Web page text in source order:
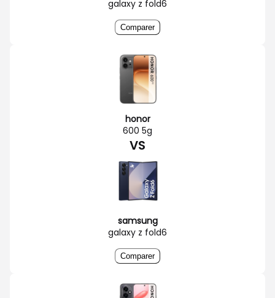
galaxy z fold6
Comparer
honor
600 5g
VS
samsung
galaxy z fold6
Comparer